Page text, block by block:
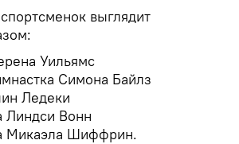
выглядит
Уильямс
Симона Байлз
Ледеки
Линдси Вонн
Микаэла Шиффрин.